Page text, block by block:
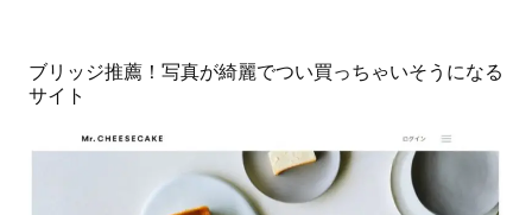
ブリッジ推薦！写真が綺麗でつい買っちゃいそうになる
サイト